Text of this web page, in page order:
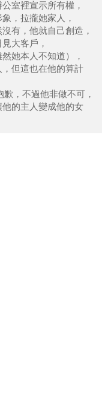
室裡宣示所有權，
，拉攏她家人，
有，他就自己創造，
大客戶，
她本人不知道），
但這也在他的算計
，不過他非做不可，
的主人變成他的女